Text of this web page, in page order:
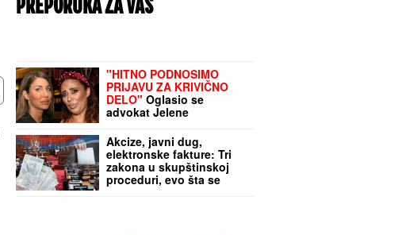
PREPORUKA ZA VAS
"HITNO PODNOSIMO
PRIJAVU ZA KRIVIČNO
DELO" Oglasio se
advokat Jelene
pretnji koje je dobila od
Ane Nikolić: "To je
sramno"
Akcize, javni dug,
elektronske fakture: Tri
zakona u skupštinskoj
proceduri, evo šta se